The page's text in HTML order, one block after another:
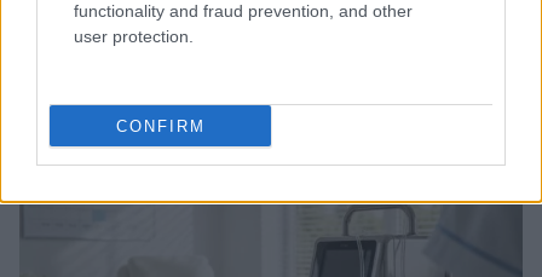
functionality and fraud prevention, and other
user protection.
CONFIRM
YMCA e Village People spiegati: significato queer e
idee di stile
PEOPLE NEWS